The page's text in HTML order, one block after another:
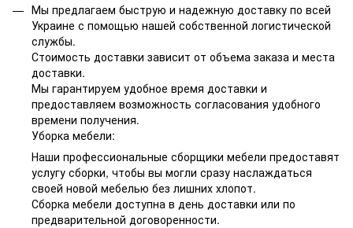
Мы предлагаем быструю и надежную доставку по всей
Украине с помощью нашей собственной логистической
службы.
Стоимость доставки зависит от объема заказа и места
доставки.
Мы гарантируем удобное время доставки и
предоставляем возможность согласования удобного
времени получения.
Уборка мебели:
Наши профессиональные сборщики мебели предоставят
услугу сборки, чтобы вы могли сразу наслаждаться
своей новой мебелью без лишних хлопот.
Сборка мебели доступна в день доставки или по
предварительной договоренности.